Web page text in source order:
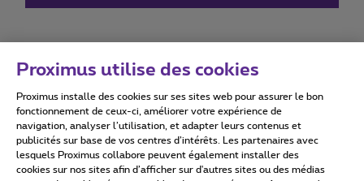
Conditions d'utilisation Accessibility statement
Proximus utilise des cookies
Proximus installe des cookies sur ses sites web pour assurer le bon
fonctionnement de ceux-ci, améliorer votre expérience de
navigation, analyser l’utilisation, et adapter leurs contenus et
publicités sur base de vos centres d’intérêts. Les partenaires avec
lesquels Proximus collabore peuvent également installer des
cookies sur nos sites afin d’afficher sur d'autres sites ou des médias